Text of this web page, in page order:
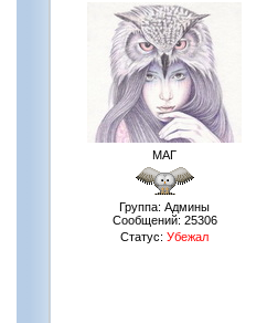
МАГ
Группа: Админы
Сообщений: 25306
Статус: Убежал